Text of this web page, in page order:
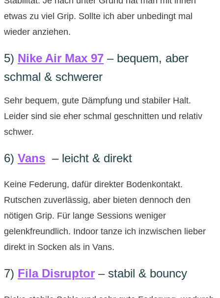
etwas zu viel Grip. Sollte ich aber unbedingt mal
wieder anziehen.
5) Nike Air Max 97 – bequem, aber
schmal & schwerer
Sehr bequem, gute Dämpfung und stabiler Halt.
Leider sind sie eher schmal geschnitten und relativ
schwer.
6) Vans – leicht & direkt
Keine Federung, dafür direkter Bodenkontakt.
Rutschen zuverlässig, aber bieten dennoch den
nötigen Grip. Für lange Sessions weniger
gelenkfreundlich. Indoor tanze ich inzwischen lieber
direkt in Socken als in Vans.
7) Fila Disruptor – stabil & bouncy